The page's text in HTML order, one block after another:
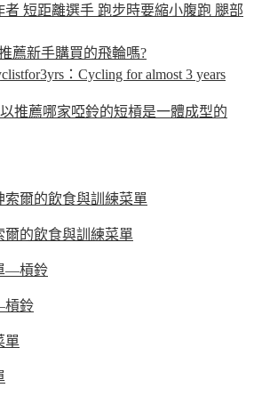
者 短距離選手 跑步時要縮小腹跑 腿部
薦新手購買的飛輪嗎?
：Cycling for almost 3 years
以推薦哪家啞鈴的短槓是一體成型的
的飲食與訓練菜單
槓鈴